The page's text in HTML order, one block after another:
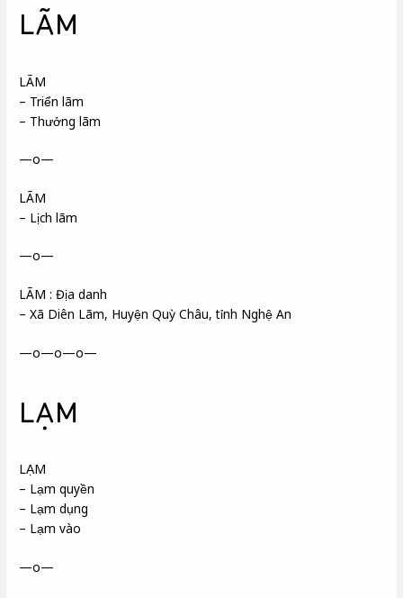
LÃM
LÃM
– Triển lãm
– Thưởng lãm
—o—
LÃM
– Lịch lãm
—o—
LÃM : Địa danh
– Xã Diên Lãm, Huyện Quỳ Châu, tỉnh Nghệ An
—o—o—o—
LẠM
LẠM
– Lạm quyền
– Lạm dụng
– Lạm vào
—o—